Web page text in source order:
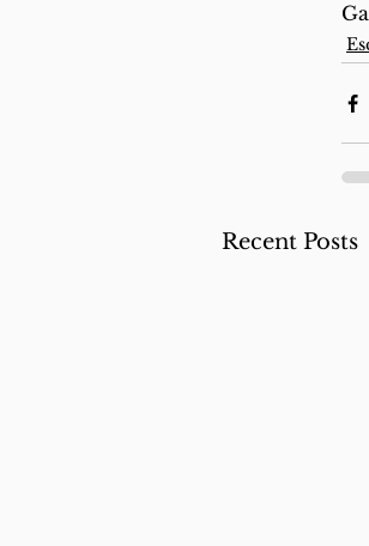
Recent Posts